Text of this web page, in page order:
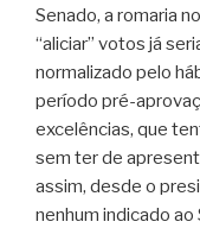
Senado, a romaria
“aliciar” votos já
normalizado pelo
período pré-
excelências, que
sem ter de
assim, desde o
nenhum indicado